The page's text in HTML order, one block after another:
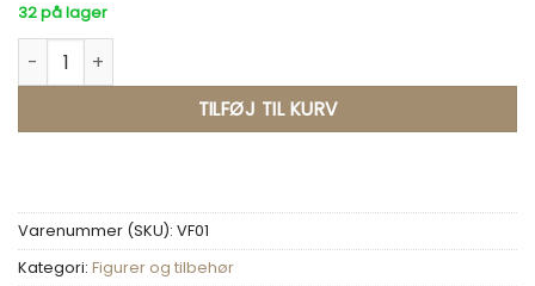
32 på lager
Vildtfigurer til afstandsbedømmelse til
TILFØJ TIL KURV
Alternative:
Varenummer (SKU): VF01
Kategori: Figurer og tilbehør